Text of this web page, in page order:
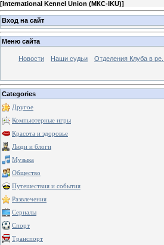
[International Kennel Union (МКС-IKU)]
Вход на сайт
Меню сайта
Новости Наши судьи Отделения Клуба в ре...
Categories
Другое
Компьютерные игры
Красота и здоровье
Люди и блоги
Музыка
Общество
Путешествия и события
Развлечения
Сериалы
Спорт
Транспорт